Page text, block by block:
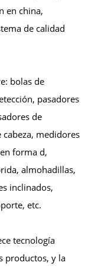
en china,
de calidad
bolas de
pasadores
de
medidores
forma d,
almohadillas,
inclinados,
etc.
tecnología
productos, y la